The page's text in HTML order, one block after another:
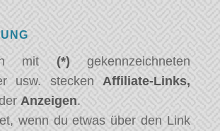
mit (*) gekennzeichneten
usw. stecken Affiliate-Links,
Anzeigen.
wenn du etwas über den Link